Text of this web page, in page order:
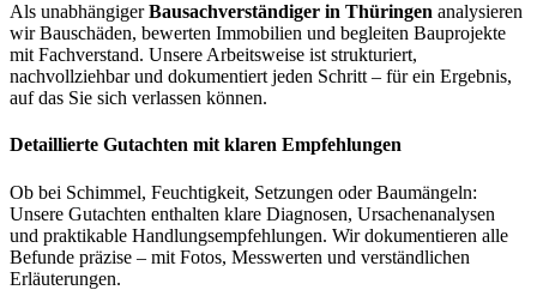
Als unabhängigerBausachverständiger in Thüringen analysieren
wir Bauschäden, bewerten Immobilien und begleiten Bauprojekte
mit Fachverstand. Unsere Arbeitsweise ist strukturiert,
nachvollziehbar und dokumentiert jeden Schritt – für ein Ergebnis,
auf das Sie sich verlassen können.
Detaillierte Gutachten mit klaren Empfehlungen
Ob bei Schimmel, Feuchtigkeit, Setzungen oder Baumängeln:
Unsere Gutachten enthalten klare Diagnosen, Ursachenanalysen
und praktikable Handlungsempfehlungen. Wir dokumentieren alle
Befunde präzise – mit Fotos, Messwerten und verständlichen
Erläuterungen.